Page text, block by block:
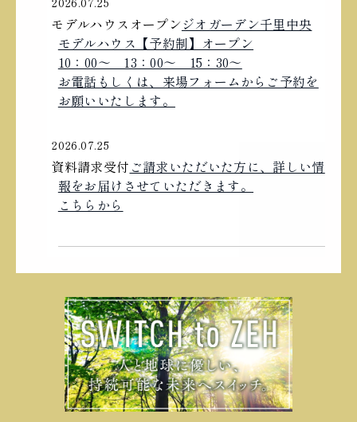
モデルハウスオープンジオガーデン千里中央
モデルハウス【予約制】オープン
10：00〜 13：00〜 15：30〜
お電話もしくは、来場フォームからご予約を
お願いいたします。
2026.07.25
資料請求受付 ご請求いただいた方に、詳しい情
報をお届けさせていただきます。
こちらから
2024.12.04
「完成イメージパース」を公開しました。